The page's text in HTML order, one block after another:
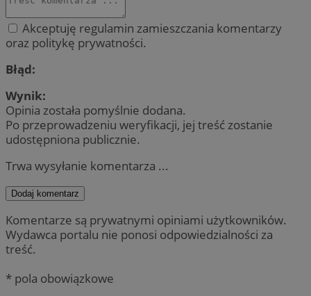
Akceptuję regulamin zamieszczania komentarzy
oraz politykę prywatności.
Błąd:
Wynik:
Opinia została pomyślnie dodana.
Po przeprowadzeniu weryfikacji, jej treść zostanie
udostępniona publicznie.
Trwa wysyłanie komentarza ...
Dodaj komentarz
Komentarze są prywatnymi opiniami użytkowników.
Wydawca portalu nie ponosi odpowiedzialności za
treść.
* pola obowiązkowe